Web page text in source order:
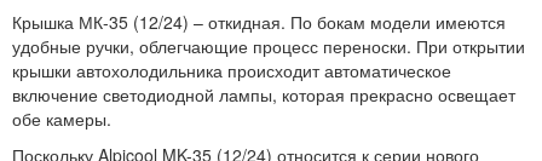
Крышка МК-35 (12/24) – откидная. По бокам модели имеются
удобные ручки, облегчающие процесс переноски. При открытии
крышки автохолодильника происходит автоматическое
включение светодиодной лампы, которая прекрасно освещает
обе камеры.
Поскольку Alpicool MK-35 (12/24) относится к серии нового